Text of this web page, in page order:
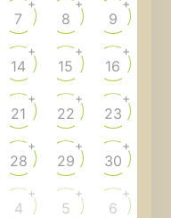
7
+
8
+
9
+
14
+
15
+
16
+
21
+
22
+
23
+
28
+
29
+
30
+
4
+
5
+
6
+